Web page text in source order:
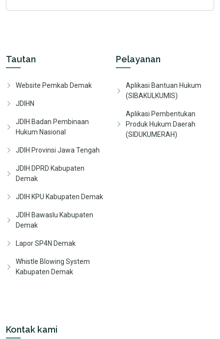
Tautan
Website Pemkab Demak
JDIHN
JDIH Badan Pembinaan
Hukum Nasional
JDIH Provinsi Jawa Tengah
JDIH DPRD Kabupaten
Demak
JDIH KPU Kabupaten Demak
JDIH Bawaslu Kabupaten
Demak
Lapor SP4N Demak
Whistle Blowing System
Kabupaten Demak
Pelayanan
Aplikasi Bantuan Hukum
(SIBAKULKUMIS)
Aplikasi Pembentukan
Produk Hukum Daerah
(SIDUKUMERAH)
Kontak kami